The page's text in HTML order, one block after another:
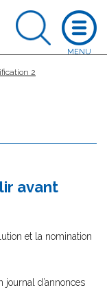
2
avant
et la nomination
d’annonces